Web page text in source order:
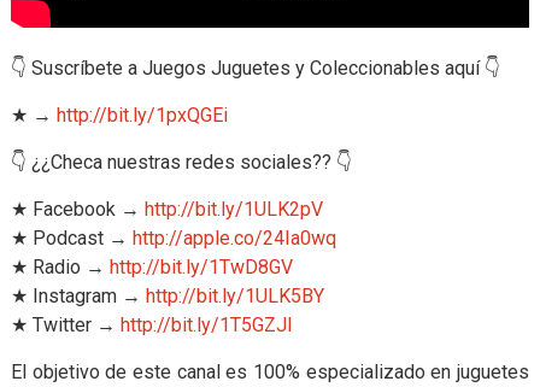
👇 Suscríbete a Juegos Juguetes y Coleccionables aquí 👇
★ → http://bit.ly/1pxQGEi
👇 ¿¿Checa nuestras redes sociales?? 👇
★ Facebook → http://bit.ly/1ULK2pV
★ Podcast → http://apple.co/24Ia0wq
★ Radio → http://bit.ly/1TwD8GV
★ Instagram → http://bit.ly/1ULK5BY
★ Twitter → http://bit.ly/1T5GZJl
El objetivo de este canal es 100% especializado en juguetes